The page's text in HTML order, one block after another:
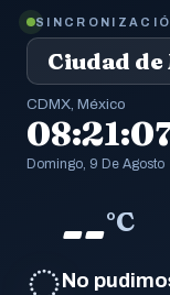
CDMX, México
Domingo, 9 De Agosto
◌
--°C
No